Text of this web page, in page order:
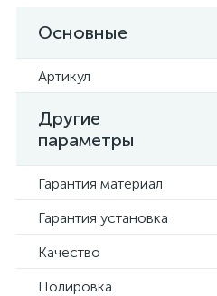
Основные
Артикул
Другие
параметры
Гарантия материал
Гарантия установка
Качество
Полировка